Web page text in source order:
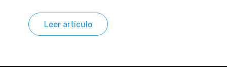
Leer articulo